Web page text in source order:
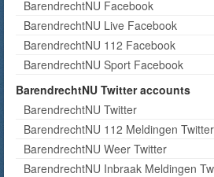
BarendrechtNU Facebook
BarendrechtNU Live Facebook
BarendrechtNU 112 Facebook
BarendrechtNU Sport Facebook
BarendrechtNU Twitter accounts
BarendrechtNU Twitter
BarendrechtNU 112 Meldingen Twitter
BarendrechtNU Weer Twitter
BarendrechtNU Inbraak Meldingen